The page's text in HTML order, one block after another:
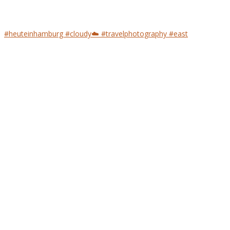
#heuteinhamburg #cloudy☁️ #travelphotography #east